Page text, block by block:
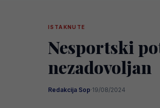
ISTAKNUTE
Nesportski
nezadovoljan
Redakcija Sop·19/08/2024